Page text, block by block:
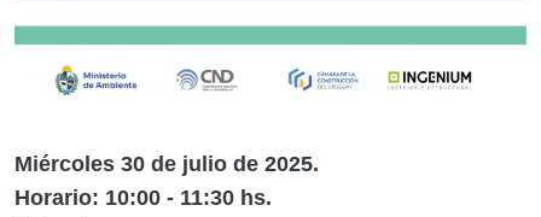
Miércoles 30 de julio de 2025.
Horario: 10:00 - 11:30 hs.